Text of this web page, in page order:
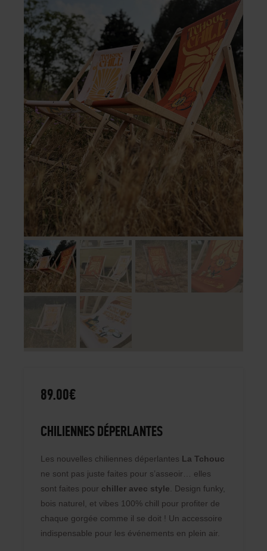
89.00€
CHILIENNES DÉPERLANTES
Les nouvelles chiliennes déperlantes La Tchouc
ne sont pas juste faites pour s’asseoir… elles
sont faites pour chiller avec style . Design funky,
bois naturel, et vibes 100% chill pour profiter de
chaque gorgée comme il se doit ! Un accessoire
indispensable pour les événements en plein air.